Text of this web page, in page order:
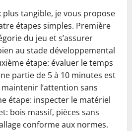
tangible, je vous propose
étapes simples. Première
du jeu et s’assurer
au stade développemental
étape: évaluer le temps
partie de 5 à 10 minutes est
l’attention sans
étape: inspecter le matériel
bois massif, pièces sans
conforme aux normes.